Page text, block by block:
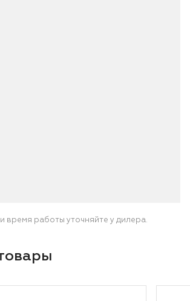
время работы уточняйте у дилера.